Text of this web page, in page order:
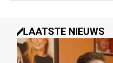
LAATSTE NIEUWS